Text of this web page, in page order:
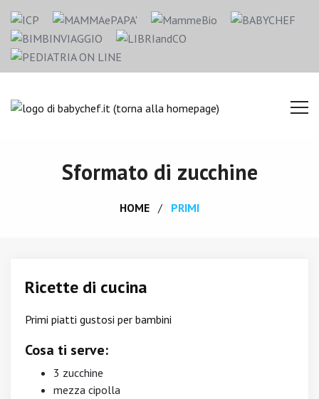
Sformato di zucchine
HOME PRIMI
Ricette di cucina
Primi piatti gustosi per bambini
Cosa ti serve:
3 zucchine
mezza cipolla